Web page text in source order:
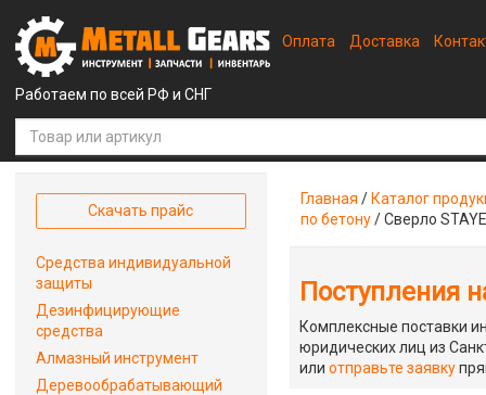
Работаем по всей РФ и СНГ
Оплата Доставка
Главная / Каталог
по бетону/Сверло
Поступления
Комплексные поставки
юридических лиц из
илиотправьте заявку
Скачать прайс
Средства индивидуальной
защиты
Дезинфицирующие
средства
Алмазный инструмент
Деревообрабатывающий